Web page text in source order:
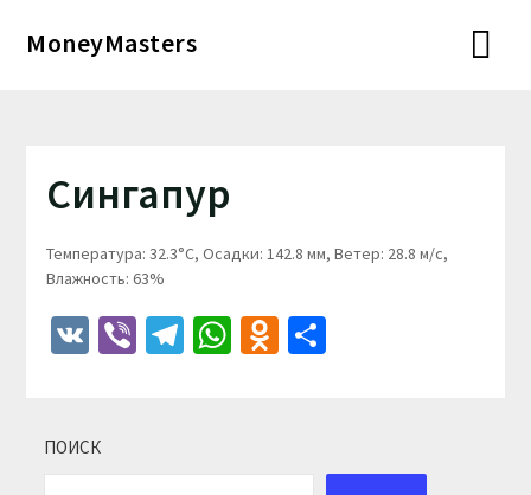
MoneyMasters
Сингапур
Температура: 32.3°C, Осадки: 142.8 мм, Ветер: 28.8 м/с,
Влажность: 63%
VKViberTelegram
WhatsApp
Odnoklassniki
Отправить
ПОИСК